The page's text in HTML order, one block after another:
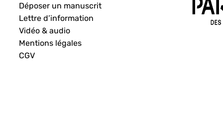
Déposer un manuscrit
Lettre d’information
Vidéo & audio
Mentions légales
CGV